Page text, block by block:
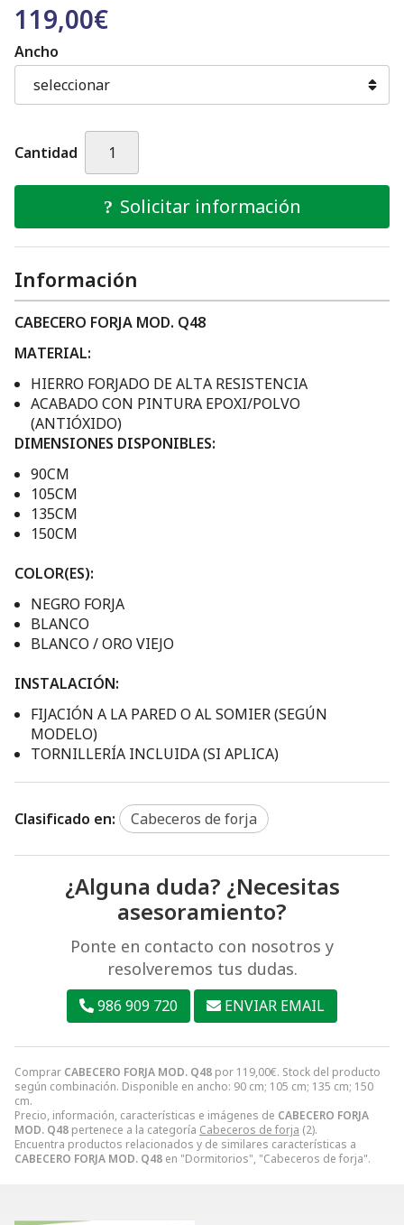
119,00€
Ancho
Cantidad
Solicitar información
Comprar CABECERO FORJA MOD. Q48 por 119,00€. Stock del producto
según combinación. Disponible en ancho: 90 cm; 105 cm; 135 cm; 150
cm.
Precio, información, características e imágenes de CABECERO FORJA
MOD. Q48 pertenece a la categoría Cabeceros de forja (2).
Encuentra productos relacionados y de similares características a
CABECERO FORJA MOD. Q48 en "Dormitorios", "Cabeceros de forja".
Información
CABECERO FORJA MOD. Q48
MATERIAL:
HIERRO FORJADO DE ALTA RESISTENCIA
ACABADO CON PINTURA EPOXI/POLVO
(ANTIÓXIDO)
DIMENSIONES DISPONIBLES:
90CM
105CM
135CM
150CM
COLOR(ES):
NEGRO FORJA
BLANCO
BLANCO / ORO VIEJO
INSTALACIÓN:
FIJACIÓN A LA PARED O AL SOMIER (SEGÚN
MODELO)
TORNILLERÍA INCLUIDA (SI APLICA)
Clasificado en: Cabeceros de forja
¿Alguna duda? ¿Necesitas
asesoramiento?
Ponte en contacto con nosotros y
resolveremos tus dudas.
986 909 720 ENVIAR EMAIL